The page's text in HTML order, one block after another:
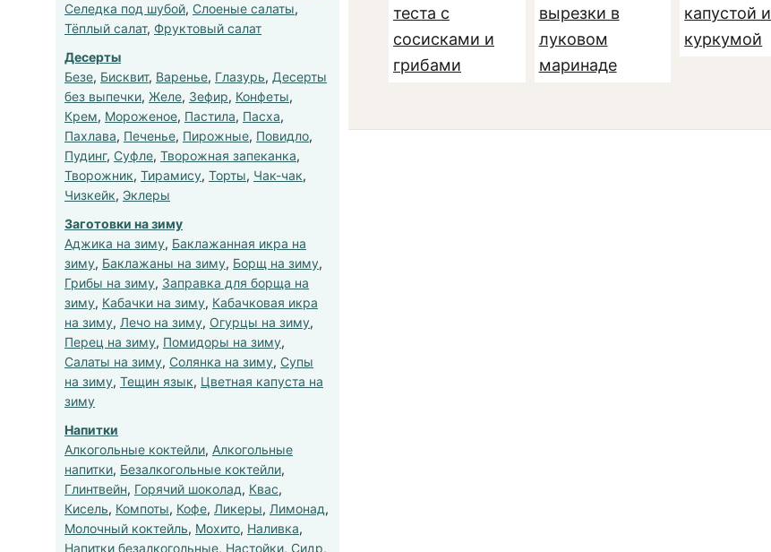
Селедка под шубой, Слоеные салаты,
Тёплый салат, Фруктовый салат
Десерты
Безе, Бисквит, Варенье, Глазурь, Десерты
без выпечки, Желе, Зефир, Конфеты,
Крем, Мороженое, Пастила, Пасха,
Пахлава, Печенье, Пирожные, Повидло,
Пудинг, Суфле, Творожная запеканка,
Творожник, Тирамису, Торты, Чак-чак,
Чизкейк, Эклеры
Заготовки на зиму
Аджика на зиму, Баклажанная икра на
зиму, Баклажаны на зиму, Борщ на зиму,
Грибы на зиму, Заправка для борща на
зиму, Кабачки на зиму, Кабачковая икра
на зиму, Лечо на зиму, Огурцы на зиму,
Перец на зиму, Помидоры на зиму,
Салаты на зиму, Солянка на зиму, Супы
на зиму, Тещин язык, Цветная капуста на
зиму
Напитки
Алкогольные коктейли, Алкогольные
напитки, Безалкогольные коктейли,
Глинтвейн, Горячий шоколад, Квас,
Кисель, Компоты, Кофе, Ликеры, Лимонад,
Молочный коктейль, Мохито, Наливка,
Напитки безалкогольные, Настойки, Сидр,
теста с
сосисками и
грибами
вырезки в
луковом
маринаде
капустой и
куркумой